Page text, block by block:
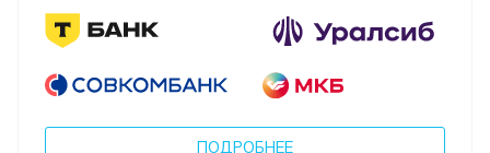
ПОДРОБНЕЕ